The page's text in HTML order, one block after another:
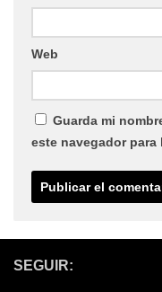
Web
Guarda mi
este navegador para
SEGUIR: